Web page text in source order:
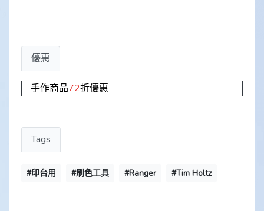
優惠
手作商品72折優惠
Tags
#印台用 #刷色工具 #Ranger #Tim Holtz